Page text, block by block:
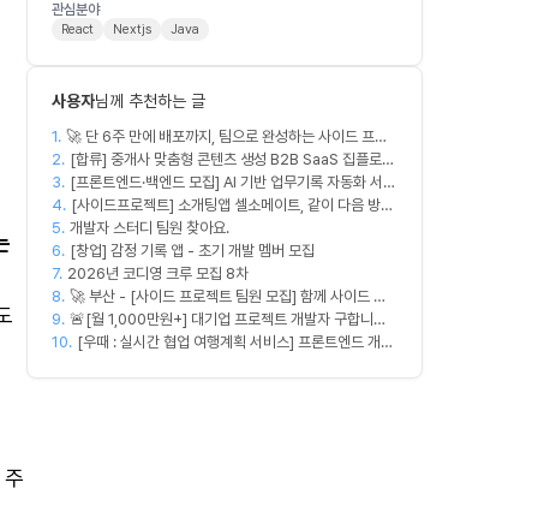
관심분야
React Nextjs Java
사용자님께 추천하는 글
1. 🚀 단 6주 만에 배포까지, 팀으로 완성하는 사이드 프로
젝트 [스위프 웹 15기] 🚀
2. [합류] 중개사 맞춤형 콘텐츠 생성 B2B SaaS 집플로우
과 함께 하실 멤버를 모집합니다!
3. [프론트엔드·백엔드 모집] AI 기반 업무기록 자동화 서비
스 MVP 개발
4. [사이드프로젝트] 소개팅앱 셀소메이트, 같이 다음 방향
잡아볼 분 구합니다
5. 개발자 스터디 팀원 찾아요.
6. [창업] 감정 기록 앱 - 초기 개발 멤버 모집
7. 2026년 코디영 크루 모집 8차
8. 🚀 부산 - [사이드 프로젝트 팀원 모집] 함께 사이드 프
로젝트 진행할 팀원 모집합니다. 🚀
9. 🚨[월 1,000만원+] 대기업 프로젝트 개발자 구합니다
🚨
10. [우때 : 실시간 협업 여행계획 서비스] 프론트엔드 개발